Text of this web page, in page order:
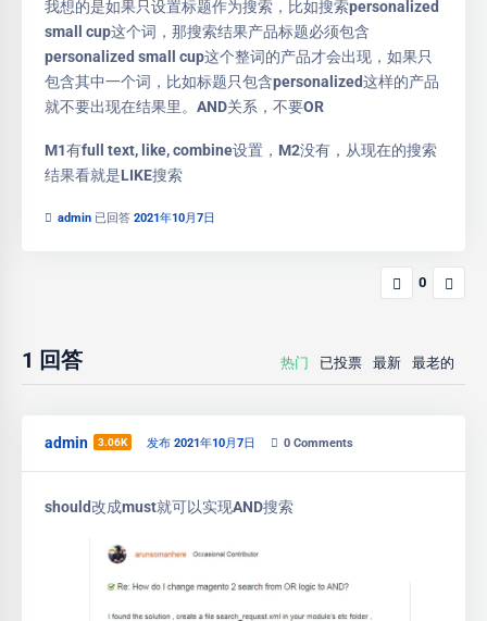
我想的是如果只设置标题作为搜索，比如搜索personalized
small cup这个词，那搜索结果产品标题必须包含
personalized small cup这个整词的产品才会出现，如果只
包含其中一个词，比如标题只包含personalized这样的产品
就不要出现在结果里。AND关系，不要OR
M1有full text, like, combine设置，M2没有，从现在的搜索
结果看就是LIKE搜索
admin 已回答 2021年10月7日
0
1 回答 热门 已投票 最新 最老的
admin 3.06K 发布 2021年10月7日 0 Comments
should改成must就可以实现AND搜索